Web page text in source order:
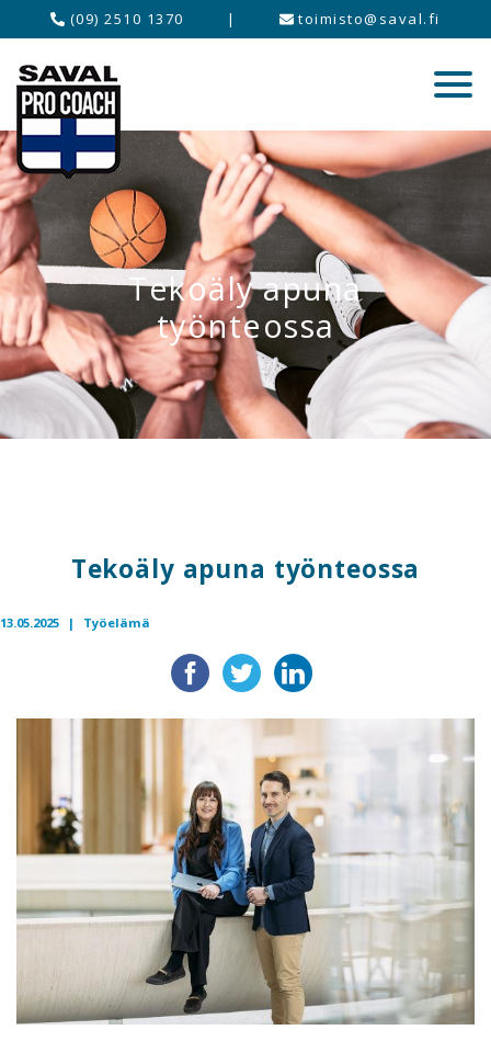
(09) 2510 1370 | toimisto@saval.fi
Tekoäly apuna
työnteossa
Tekoäly apuna työnteossa
13.05.2025 | Työelämä